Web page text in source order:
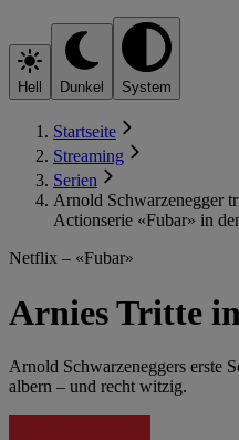
Hell Dunkel System
Startseite
Streaming
Serien
Arnold Schwarzenegger
Actionserie «Fubar» in
Netflix – «Fubar»
Arnies Tritte
Arnold Schwarzeneggers erste
albern – und recht witzig.